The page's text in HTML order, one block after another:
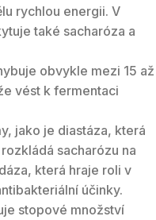
rychlou energii. V
také sacharóza a
obvykle mezi 15 až
vést k fermentaci
jako je diastáza, která
sacharózu na
která hraje roli v
účinky.
stopové množství